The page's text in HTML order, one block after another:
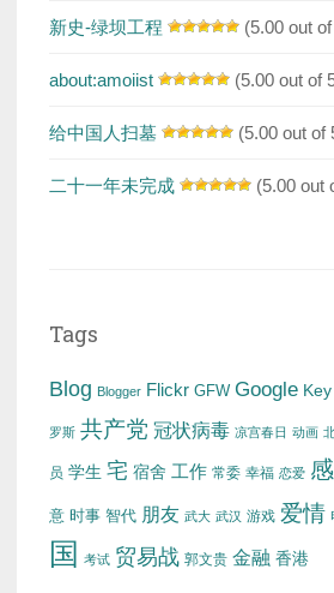
新史-绿坝工程 (5.00 out
about:amoiist (5.00 out of
给中国人扫墓 (5.00 out of
二十一年未完成 (5.00 out
Tags
Blog Blogger Flickr GFW Google Key
罗斯 共产党 冠状病毒 凉宫春日 动画
员 学生 宅 宿舍 工作 常委 幸福 恋爱
意 时事 智代 朋友 武大 武汉 游戏 爱情
国
考试 贸易战 郭文贵 金融 香港